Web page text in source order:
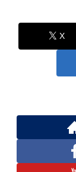
X